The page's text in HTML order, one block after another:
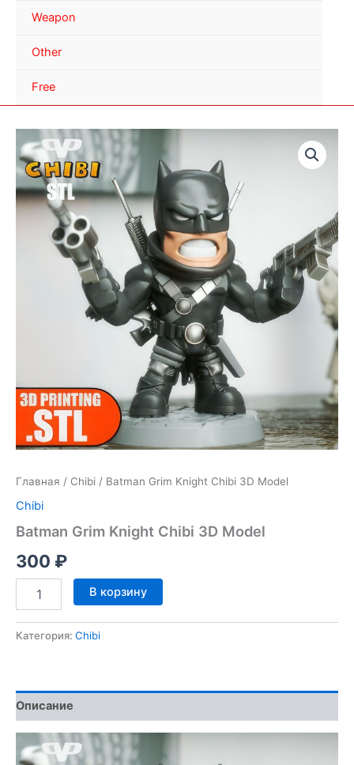
Weapon
Other
Free
Главная / Chibi / Batman Grim Knight Chibi 3D Model
Chibi
Batman Grim Knight Chibi 3D Model
300 ₽
Количество
товара
Grim
Model
В корзину
Категория: Chibi
Описание